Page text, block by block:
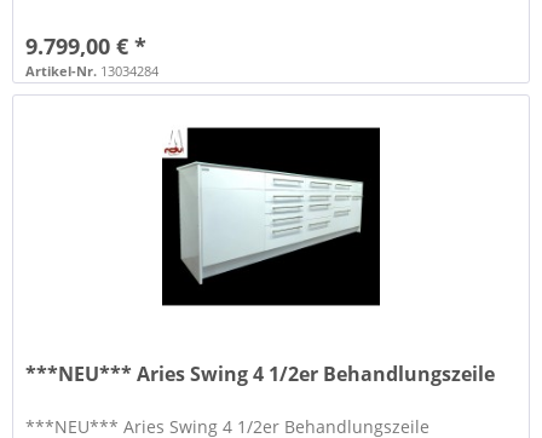
9.799,00 € *
Artikel-Nr. 13034284
***NEU*** Aries Swing 4 1/2er Behandlungszeile
***NEU*** Aries Swing 4 1/2er Behandlungszeile